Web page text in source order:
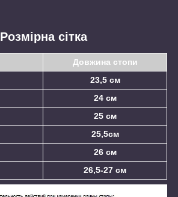
Розмірна сітка
Довжина стопи
23,5 см
24 см
25 см
25,5см
26 см
26,5-27 см